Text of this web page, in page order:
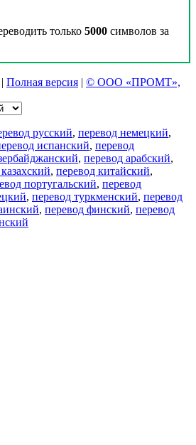
только 5000 символов за
| Полная версия | © ООО «ПРОМТ»,
русский, перевод немецкий,
испанский, перевод
, перевод арабский,
, перевод китайский,
португальский, перевод
, перевод туркменский, перевод
, перевод финский, перевод